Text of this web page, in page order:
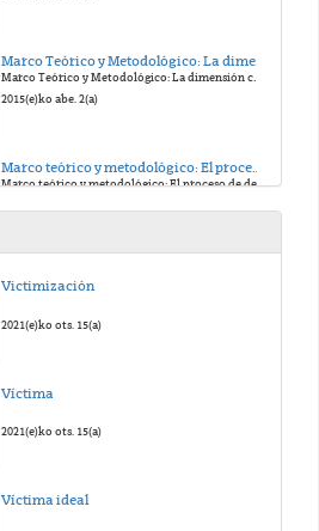
Marco Teórico y Metodológico: La dimensión colectiva del bienestar
2015(e)ko abe. 2(a)
Marco teórico y metodológico: El proceso de desarollo de las capacidades
Marco teórico y metodológico: El proceso de desarollo de las capacidades
Victimización
2021(e)ko ots. 15(a)
Víctima
2021(e)ko ots. 15(a)
Víctima ideal